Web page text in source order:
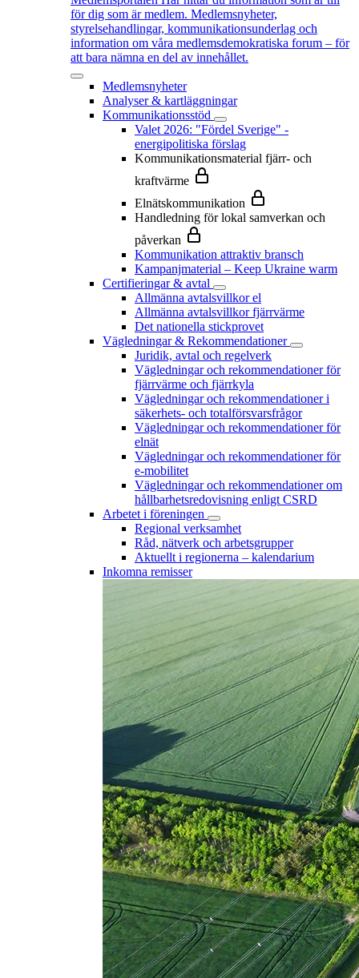
för dig som är medlem. Medlemsnyheter,
styrelsehandlingar, kommunikationsunderlag och
information om våra medlemsdemokratiska forum – för
att bara nämna en del av innehållet.
Medlemsnyheter
Analyser & kartläggningar
Kommunikationsstöd
Valet 2026: "Fördel Sverige" -
energipolitiska förslag
Kommunikationsmaterial fjärr- och
kraftvärme
Elnätskommunikation
Handledning för lokal samverkan och
påverkan
Kommunikation attraktiv bransch
Kampanjmaterial – Keep Ukraine warm
Certifieringar & avtal
Allmänna avtalsvillkor el
Allmänna avtalsvillkor fjärrvärme
Det nationella stickprovet
Vägledningar & Rekommendationer
Juridik, avtal och regelverk
Vägledningar och rekommendationer för
fjärrvärme och fjärrkyla
Vägledningar och rekommendationer i
säkerhets- och totalförsvarsfrågor
Vägledningar och rekommendationer för
elnät
Vägledningar och rekommendationer för
e-mobilitet
Vägledningar och rekommendationer om
hållbarhetsredovisning enligt CSRD
Arbetet i föreningen
Regional verksamhet
Råd, nätverk och arbetsgrupper
Aktuellt i regionerna – kalendarium
Inkomna remisser